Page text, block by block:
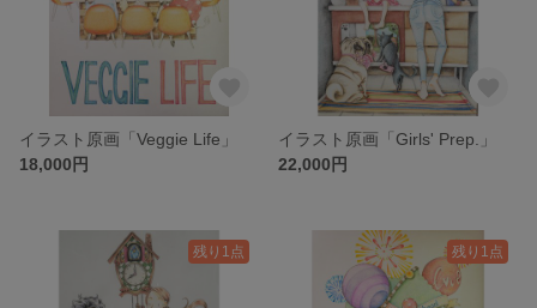
イラスト原画「Veggie Life」
18,000円
イラスト原画「Girls' Prep.」
22,000円
残り1点 残り1点